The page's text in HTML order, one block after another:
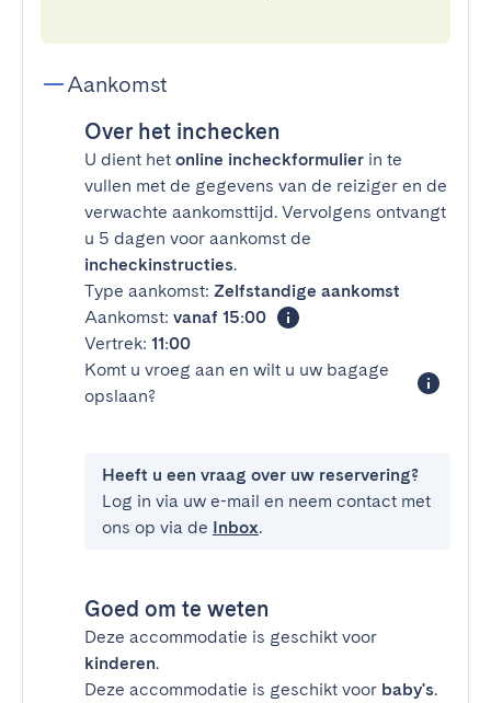
Aankomst
Over het inchecken
U dient het online incheckformulier in te
vullen met de gegevens van de reiziger en de
verwachte aankomsttijd. Vervolgens ontvangt
u 5 dagen voor aankomst de
incheckinstructies.
Type aankomst: Zelfstandige aankomst
Aankomst: vanaf 15:00
Vertrek: 11:00
Komt u vroeg aan en wilt u uw bagage
opslaan?
Heeft u een vraag over uw reservering?
Log in via uw e-mail en neem contact met
ons op via de Inbox.
Goed om te weten
Deze accommodatie is geschikt voor
kinderen.
Deze accommodatie is geschikt voor baby's.